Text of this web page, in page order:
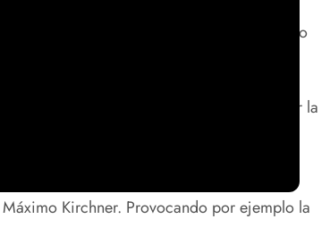
a Kulfas y Martín Guzmán era claro
un programa inflacionario.
importaciones tampoco sirve ó las
no sólo por la brecha cambiaria sino por la
es cuando mirás el balance del Banco
aumento de la deuda 164% de la base
Kirchner. Provocando por ejemplo la